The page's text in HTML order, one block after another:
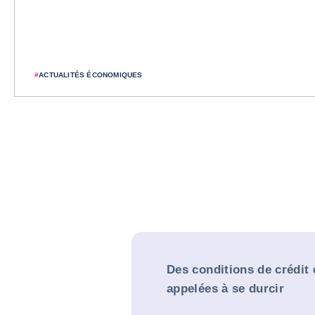
#ACTUALITÉS ÉCONOMIQUES
Des conditions de crédit
appelées à se durcir